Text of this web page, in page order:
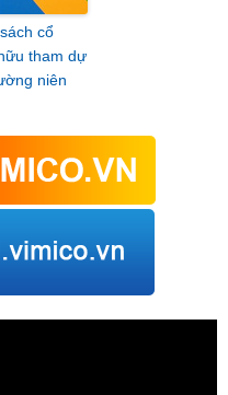
cổ
tham dự
niên